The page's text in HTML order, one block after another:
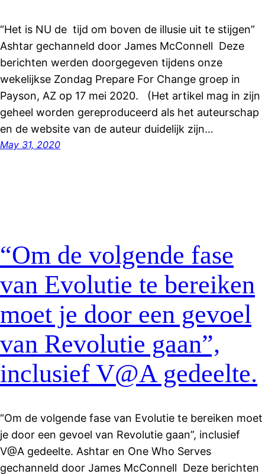
“Het is NU de tijd om boven de illusie uit te stijgen”
Ashtar gechanneld door James McConnell Deze
berichten werden doorgegeven tijdens onze
wekelijkse Zondag Prepare For Change groep in
Payson, AZ op 17 mei 2020. (Het artikel mag in zijn
geheel worden gereproduceerd als het auteurschap
en de website van de auteur duidelijk zijn…
May 31, 2020
“Om de volgende fase
van Evolutie te bereiken
moet je door een gevoel
van Revolutie gaan”,
inclusief V@A gedeelte.
“Om de volgende fase van Evolutie te bereiken moet
je door een gevoel van Revolutie gaan”, inclusief
V@A gedeelte. Ashtar en One Who Serves
gechanneld door James McConnell Deze berichten